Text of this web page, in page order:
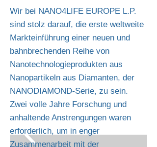
Wir bei NANO4LIFE EUROPE L.P.
sind stolz darauf, die erste weltweite
Markteinführung einer neuen und
bahnbrechenden Reihe von
Nanotechnologieprodukten aus
Nanopartikeln aus Diamanten, der
NANODIAMOND-Serie, zu sein.
Zwei volle Jahre Forschung und
anhaltende Anstrengungen waren
erforderlich, um in enger
Zusammenarbeit mit der